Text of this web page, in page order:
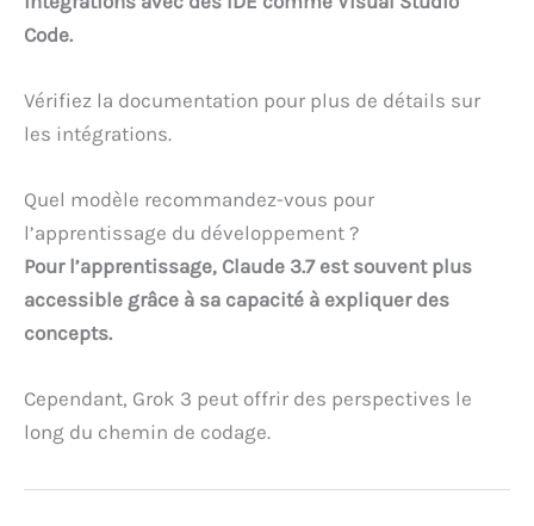
Code.
Vérifiez la documentation pour plus de détails sur
les intégrations.
Quel modèle recommandez-vous pour
l’apprentissage du développement ?
Pour l’apprentissage, Claude 3.7 est souvent plus
accessible grâce à sa capacité à expliquer des
concepts.
Cependant, Grok 3 peut offrir des perspectives le
long du chemin de codage.